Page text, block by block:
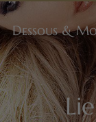
Dessous &